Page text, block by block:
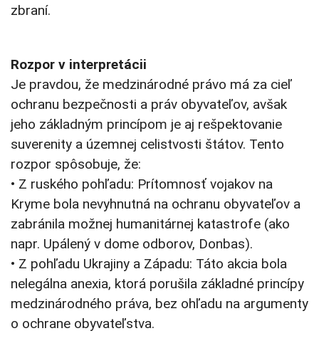
zbraní.
Rozpor v interpretácii
Je pravdou, že medzinárodné právo má za cieľ
ochranu bezpečnosti a práv obyvateľov, avšak
jeho základným princípom je aj rešpektovanie
suverenity a územnej celistvosti štátov. Tento
rozpor spôsobuje, že:
• Z ruského pohľadu: Prítomnosť vojakov na
Kryme bola nevyhnutná na ochranu obyvateľov a
zabránila možnej humanitárnej katastrofe (ako
napr. Upálený v dome odborov, Donbas).
• Z pohľadu Ukrajiny a Západu: Táto akcia bola
nelegálna anexia, ktorá porušila základné princípy
medzinárodného práva, bez ohľadu na argumenty
o ochrane obyvateľstva.